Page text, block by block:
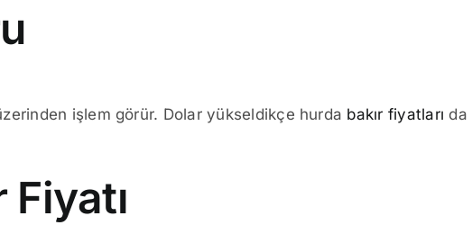
işlem görür. Dolar yükseldikçe hurda bakır fiyatları da
Fiyatı